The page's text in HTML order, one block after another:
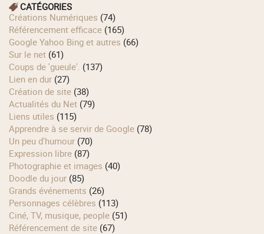
CATÉGORIES
Créations Numériques (74)
Référencement efficace (165)
Google Yahoo Bing et autres (66)
Sur le net (61)
Coups de 'gueule'. (137)
Lien en dur (27)
Création de site (38)
Actualités du Net (79)
Liens utiles (115)
Apprendre à se servir de Google (78)
Un peu d'humour (70)
Expression libre (87)
Photographie et images (40)
Doodle du jour (85)
Grands événements (26)
Personnages célèbres (113)
Ciné, TV, musique, people (51)
Référencement de site (67)